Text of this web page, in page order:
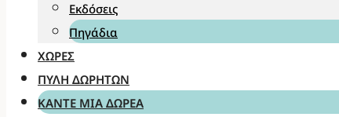
Εκδόσεις
Πηγάδια
ΧΏΡΕΣ
ΠΎΛΗ ΔΩΡΗΤΏΝ
ΚΆΝΤΕ ΜΊΑ ΔΩΡΕΆ